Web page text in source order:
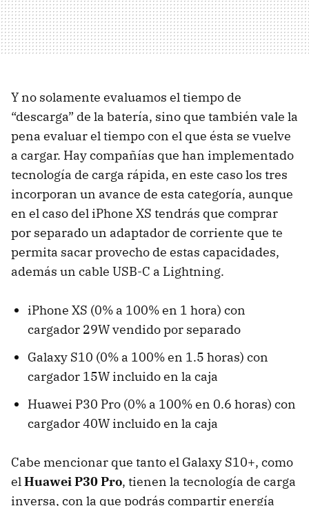
Y no solamente evaluamos el tiempo de
“descarga” de la batería, sino que también vale la
pena evaluar el tiempo con el que ésta se vuelve
a cargar. Hay compañías que han implementado
tecnología de carga rápida, en este caso los tres
incorporan un avance de esta categoría, aunque
en el caso del iPhone XS tendrás que comprar
por separado un adaptador de corriente que te
permita sacar provecho de estas capacidades,
además un cable USB-C a Lightning.
iPhone XS (0% a 100% en 1 hora) con
cargador 29W vendido por separado
Galaxy S10 (0% a 100% en 1.5 horas) con
cargador 15W incluido en la caja
Huawei P30 Pro (0% a 100% en 0.6 horas) con
cargador 40W incluido en la caja
Cabe mencionar que tanto el Galaxy S10+, como
elHuawei P30 Pro, tienen la tecnología de carga
inversa, con la que podrás compartir energía